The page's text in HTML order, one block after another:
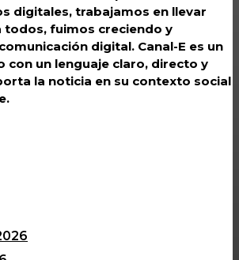
digitales, trabajamos en llevar
todos, fuimos creciendo y
digital. Canal-E es un
con un lenguaje claro, directo y
la noticia en su contexto social